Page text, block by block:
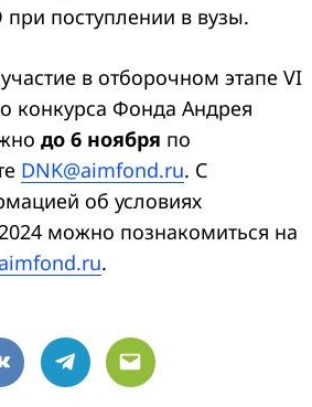
при поступлении в вузы.
в отборочном этапе VI
конкурса Фонда Андрея
до 6 ноября по
DNK@aimfond.ru. С
об условиях
можно познакомиться на
.
Telegram
Email